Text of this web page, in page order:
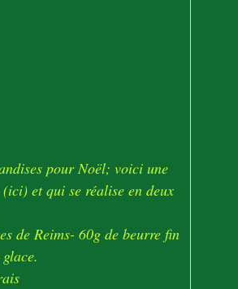
pour Noël; voici une
(ici) et qui se réalise en deux
de Reims- 60g de beurre fin